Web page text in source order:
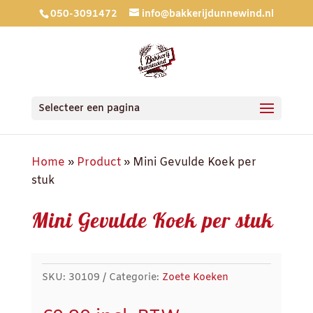
050-3091472 info@bakkerijdunnewind.nl
Selecteer een pagina
Home » Product» Mini Gevulde Koek per
stuk
Mini Gevulde Koek per stuk
SKU: 30109 Categorie: Zoete Koeken